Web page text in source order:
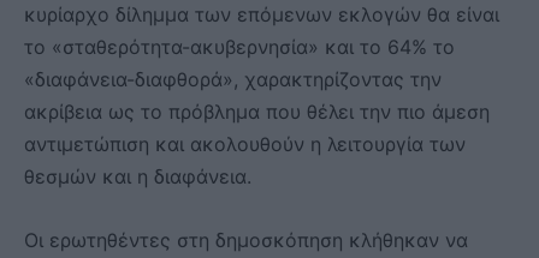
κυρίαρχο δίλημμα των επόμενων εκλογών θα είναι
το «σταθερότητα-ακυβερνησία» και το 64% το
«διαφάνεια-διαφθορά», χαρακτηρίζοντας την
ακρίβεια ως το πρόβλημα που θέλει την πιο άμεση
αντιμετώπιση και ακολουθούν η λειτουργία των
θεσμών και η διαφάνεια.
Οι ερωτηθέντες στη δημοσκόπηση κλήθηκαν να